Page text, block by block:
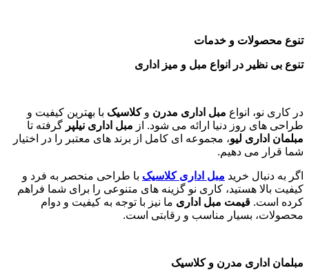
تنوع محصولات و خدمات
تنوع بی نظیر در انواع مبل و میز اداری
در کاری نو، انواع مبل اداری مدرن وکلاسیک با بهترین کیفیت و
طراحی های روز دنیا ارائه می شود. از مبل اداری نیلپر گرفته تا
مبلمان اداری لیو، مجموعه ای کامل از برند های معتبر را در اختیار
شما قرار می دهیم.
اگر به دنبال خرید مبل اداری کلاسیک با طراحی منحصر به فرد و
کیفیت بالا هستید، کاری نو گزینه های متنوعی را برای شما فراهم
کرده است. قیمت مبل اداری ما نیز با توجه به کیفیت و دوام
محصولات، بسیار مناسب و رقابتی است.
مبلمان اداری مدرن و کلاسیک